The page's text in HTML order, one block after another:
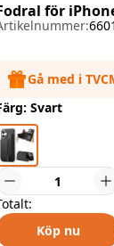
för
Gå med i
Svart
Köp nu